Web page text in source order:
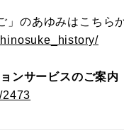
のあゆみはこちら
ンサービスのご案内